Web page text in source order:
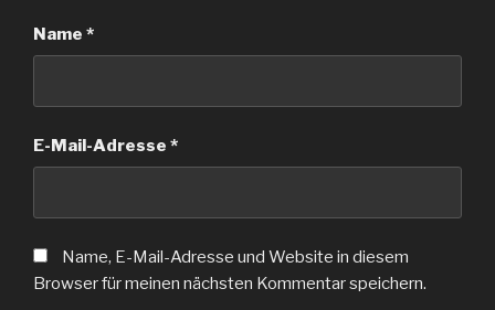
Name *
E-Mail-Adresse *
Name, E-Mail-Adresse und Website in diesem
Browser für meinen nächsten Kommentar speichern.